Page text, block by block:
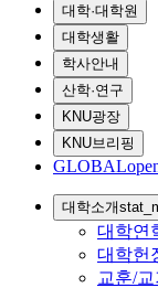
대학·대학원
대학생활
학사안내
산학·연구
KNU광장
KNU브리핑
GLOBAL
대학소개
대학연
대학헌
교훈/